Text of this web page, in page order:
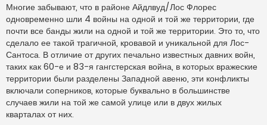
Многие забывают, что в районе Айдлвуд/Лос Флорес
одновременно шли 4 войны на одной и той же территории, где
почти все банды жили на одной и той же территории. Это то, что
сделало ее такой трагичной, кровавой и уникальной для Лос-
Сантоса. В отличие от других печально известных давних войн,
таких как 60-е и 83-я гангстерская война, в которых вражеские
территории были разделены Западной авеню, эти конфликты
включали соперников, которые буквально в большинстве
случаев жили на той же самой улице или в двух жилых
кварталах от них.